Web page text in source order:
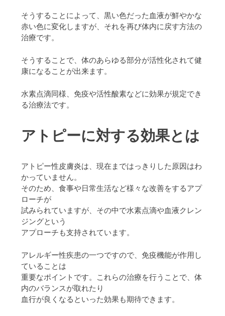
そうすることによって、黒い色だった血液が鮮やかな
赤い色に変化しますが、それを再び体内に戻す方法の
治療です。
そうすることで、体のあらゆる部分が活性化されて健
康になることが出来ます。
水素点滴同様、免疫や活性酸素などに効果が規定でき
る治療法です。
アトピーに対する効果とは
アトピー性皮膚炎は、現在まではっきりした原因はわ
かっていません。
そのため、食事や日常生活など様々な改善をするアプ
ローチが
試みられていますが、その中で水素点滴や血液クレン
ジングという
アプローチも支持されています。
アレルギー性疾患の一つですので、免疫機能が作用し
ていることは
重要なポイントです。これらの治療を行うことで、体
内のバランスが取れたり
血行が良くなるといった効果も期待できます。